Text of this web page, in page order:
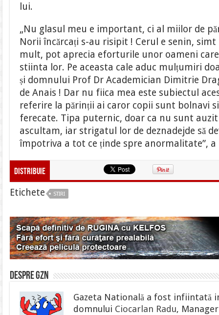
lui.
„Nu glasul meu e important, ci al miilor de
Norii încărcați s-au risipit ! Cerul e senin, simt
mult, pot aprecia eforturile unor oameni
stiinta lor. Pe aceasta cale aduc mulțumiri
și domnului Prof Dr Academician Dimitrie
de Anais ! Dar nu fiica mea este subiectul
referire la părinții ai caror copii sunt bolnavi
ferecate. Tipa puternic, doar ca nu sunt
ascultam, iar strigatul lor de deznadejde să
împotriva a tot ce ținde spre anormalitate”, a
Distribuie
Etichete STIRI
Despre gzn
Gazeta Natională a fost infiintată
domnului Ciocarlan Radu,